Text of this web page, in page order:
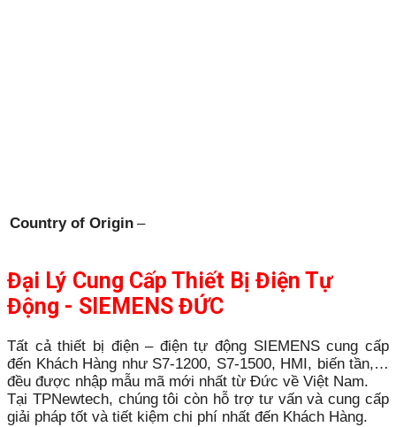
Country of Origin –
Đại Lý Cung Cấp Thiết Bị Điện Tự
Động - SIEMENS ĐỨC
Tất cả thiết bị điện – điện tự động SIEMENS cung cấp
đến Khách Hàng như S7-1200, S7-1500, HMI, biến tần,…
đều được nhập mẫu mã mới nhất từ Đức về Việt Nam.
Tại TPNewtech, chúng tôi còn hỗ trợ tư vấn và cung cấp
giải pháp tốt và tiết kiệm chi phí nhất đến Khách Hàng.